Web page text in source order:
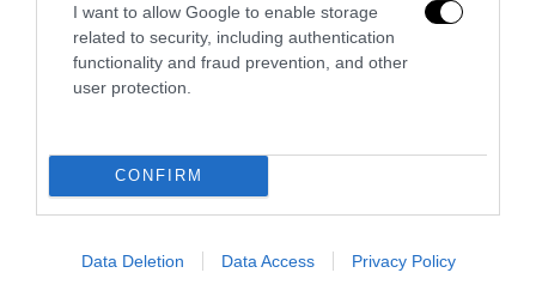
I want to allow Google to enable storage
related to security, including authentication
functionality and fraud prevention, and other
user protection.
CONFIRM
Data Deletion Data Access Privacy Policy
veto del disordine